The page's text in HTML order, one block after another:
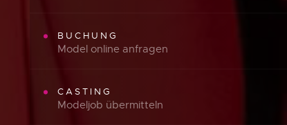
BUCHUNG
Model online anfragen
CASTING
Modeljob übermitteln